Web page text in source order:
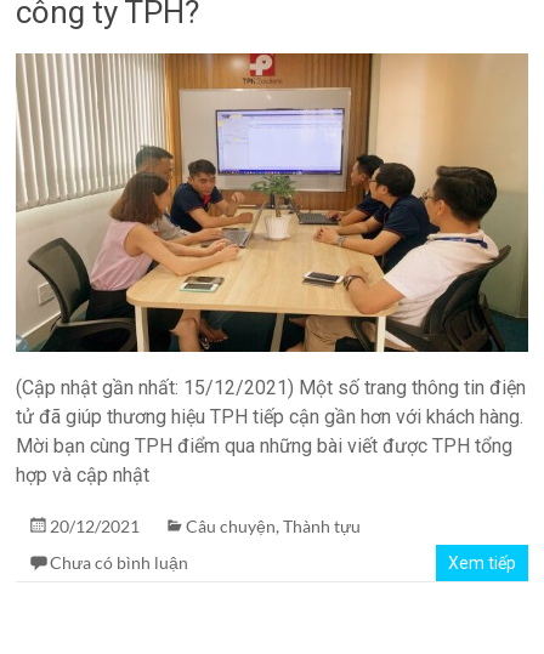
công ty TPH?
(Cập nhật gần nhất: 15/12/2021) Một số trang thông tin điện
tử đã giúp thương hiệu TPH tiếp cận gần hơn với khách hàng.
Mời bạn cùng TPH điểm qua những bài viết được TPH tổng
hợp và cập nhật
20/12/2021 Câu chuyện,Thành tựu
Chưa có bình luận
Xem tiếp